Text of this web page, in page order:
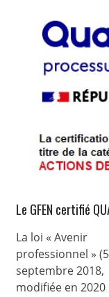
Le GFEN certifié
La loi « Avenir
professionnel » (5
septembre 2018,
modifiée en 2020